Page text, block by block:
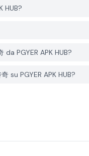
HUB?
PGYER APK HUB?
su PGYER APK HUB?